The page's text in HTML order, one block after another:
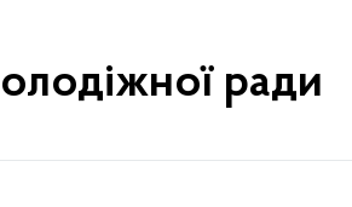
ради